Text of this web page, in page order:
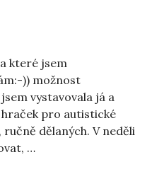
které jsem
)) možnost
vystavovala já a
hraček pro autistické
dělaných. V neděli
…